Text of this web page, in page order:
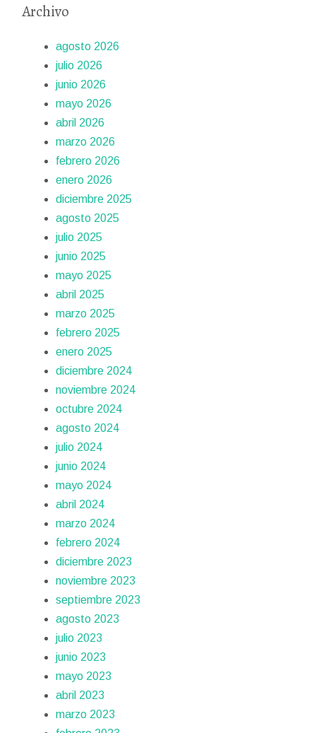
Archivo
agosto 2026
julio 2026
junio 2026
mayo 2026
abril 2026
marzo 2026
febrero 2026
enero 2026
diciembre 2025
agosto 2025
julio 2025
junio 2025
mayo 2025
abril 2025
marzo 2025
febrero 2025
enero 2025
diciembre 2024
noviembre 2024
octubre 2024
agosto 2024
julio 2024
junio 2024
mayo 2024
abril 2024
marzo 2024
febrero 2024
diciembre 2023
noviembre 2023
septiembre 2023
agosto 2023
julio 2023
junio 2023
mayo 2023
abril 2023
marzo 2023